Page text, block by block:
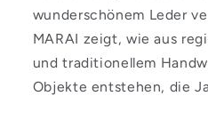
wunderschönem Leder
MARAI zeigt, wie aus
und traditionellem
Objekte entstehen, die